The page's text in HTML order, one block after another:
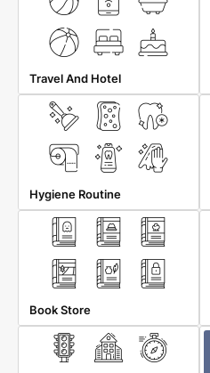
Travel And Hotel
Hygiene Routine
Book Store